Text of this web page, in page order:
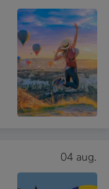
04 aug.